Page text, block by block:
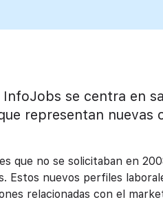
se centra en
representan nuevas
que no se solicitaban en
Estos nuevos perfiles
relacionadas con el